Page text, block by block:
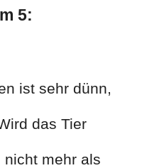
5:
ist sehr dünn,
das Tier
mehr als